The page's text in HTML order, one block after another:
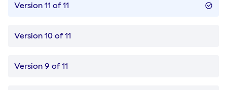
Version 11 of 11
Version 10 of 11
Version 9 of 11